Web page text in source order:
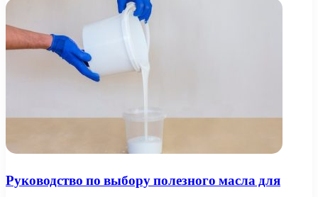
Руководство по выбору полезного масла для